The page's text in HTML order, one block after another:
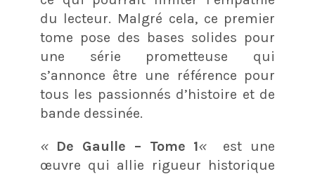
du lecteur. Malgré cela, ce premier
tome pose des bases solides pour
une série prometteuse qui
s’annonce être une référence pour
tous les passionnés d’histoire et de
bande dessinée.
« De Gaulle – Tome 1«
est une
œuvre qui allie rigueur historique